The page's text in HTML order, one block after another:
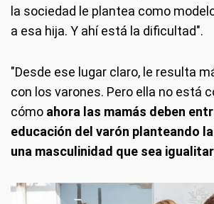
la sociedad le plantea como
a esa hija. Y ahí está la dificultad".
"Desde ese lugar claro, le resulta
con los varones. Pero ella no está
cómo ahora las mamás deben
educación del varón planteando
una masculinidad que sea